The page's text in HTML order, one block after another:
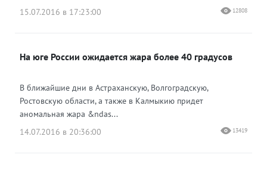
15.07.2016 в 17:23:00
12808
На юге России ожидается жара более 40 градусов
В ближайшие дни в Астраханскую, Волгоградскую,
Ростовскую области, а также в Калмыкию придет
аномальная жара &ndas...
14.07.2016 в 20:36:00
13419